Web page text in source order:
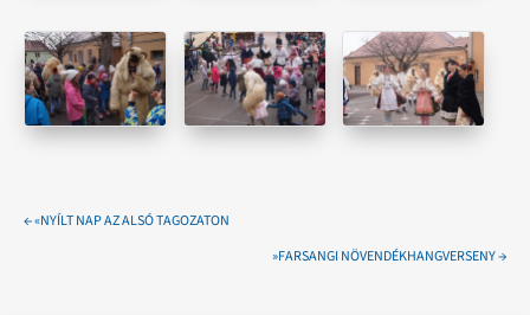
←«NYÍLT NAP AZ ALSÓ TAGOZATON
»FARSANGI NÖVENDÉKHANGVERSENY→